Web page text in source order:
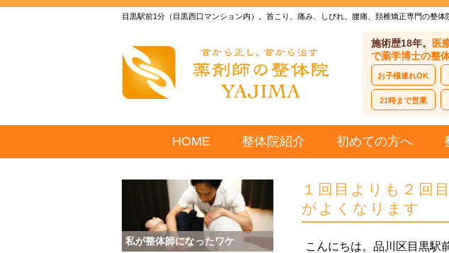
目黒駅前1分（目黒西口マンション内）。首こり、痛み、しびれ、腰痛、頚椎矯正専門の整体
施術歴18年。
医
で薬学博士の整
お子様連れOK
21時まで営業
HOME 整体院紹介 初めての方へ
１回目よりも２回
がよくなります
こんにちは。品川区目黒駅
私が整体師になったワケ